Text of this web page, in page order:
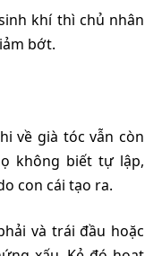
khí thì chủ nhân
bớt.
về già tóc vẫn còn
không biết tự lập,
con cái tạo ra.
và trái đầu hoặc